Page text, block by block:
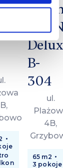
Delux
B-
304
ul.
4B,
65 m2
3 pokoje